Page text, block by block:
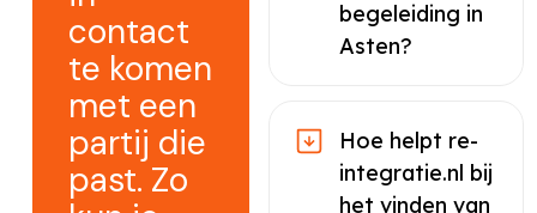
contact
te komen
met een
partij die
past. Zo
begeleiding in
Asten?
Hoe helpt re-
integratie.nl bij
het vinden van